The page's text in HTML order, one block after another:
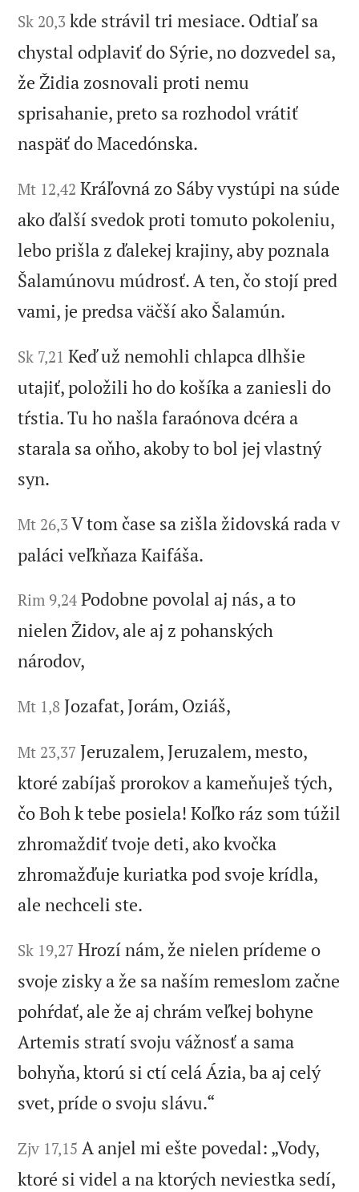
Sk 20,3 kde strávil tri mesiace. Odtiaľ sa
chystal odplaviť do Sýrie, no dozvedel sa,
že Židia zosnovali proti nemu
sprisahanie, preto sa rozhodol vrátiť
naspäť do Macedónska.
Mt 12,42 Kráľovná zo Sáby vystúpi na súde
ako ďalší svedok proti tomuto pokoleniu,
lebo prišla z ďalekej krajiny, aby poznala
Šalamúnovu múdrosť. A ten, čo stojí pred
vami, je predsa väčší ako Šalamún.
Sk 7,21 Keď už nemohli chlapca dlhšie
utajiť, položili ho do košíka a zaniesli do
tŕstia. Tu ho našla faraónova dcéra a
starala sa oňho, akoby to bol jej vlastný
syn.
Mt 26,3V tom čase sa zišla židovská rada v
paláci veľkňaza Kaifáša.
Rim 9,24 Podobne povolal aj nás, a to
nielen Židov, ale aj z pohanských
národov,
Mt 1,8 Jozafat, Jorám, Oziáš,
Mt 23,37 Jeruzalem, Jeruzalem, mesto,
ktoré zabíjaš prorokov a kameňuješ tých,
čo Boh k tebe posiela! Koľko ráz som túžil
zhromaždiť tvoje deti, ako kvočka
zhromažďuje kuriatka pod svoje krídla,
ale nechceli ste.
Sk 19,27 Hrozí nám, že nielen prídeme o
svoje zisky a že sa naším remeslom začne
pohŕdať, ale že aj chrám veľkej bohyne
Artemis stratí svoju vážnosť a sama
bohyňa, ktorú si ctí celá Ázia, ba aj celý
svet, príde o svoju slávu.“
Zjv 17,15 A anjel mi ešte povedal: „Vody,
ktoré si videl a na ktorých neviestka sedí,